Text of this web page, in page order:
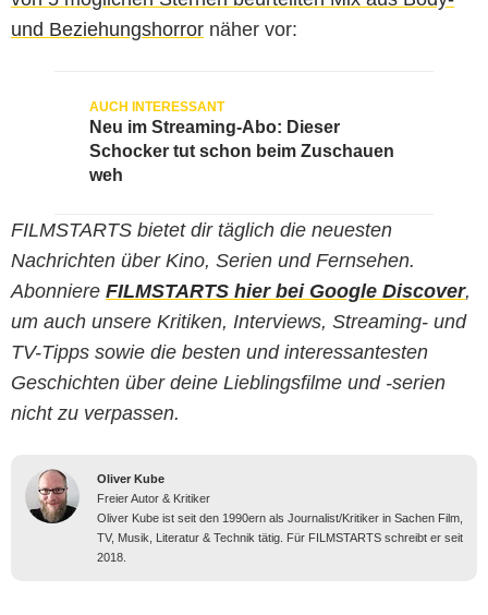
und Beziehungshorror näher vor:
Neu im Streaming-Abo: Dieser
Schocker tut schon beim Zuschauen
weh
FILMSTARTS bietet dir täglich die neuesten
Nachrichten über Kino, Serien und Fernsehen.
Abonniere FILMSTARTS hier bei Google Discover,
um auch unsere Kritiken, Interviews, Streaming- und
TV-Tipps sowie die besten und interessantesten
Geschichten über deine Lieblingsfilme und -serien
nicht zu verpassen.
Oliver Kube
Freier Autor & Kritiker
Oliver Kube ist seit den 1990ern als Journalist/Kritiker in Sachen Film,
TV, Musik, Literatur & Technik tätig. Für FILMSTARTS schreibt er seit
2018.